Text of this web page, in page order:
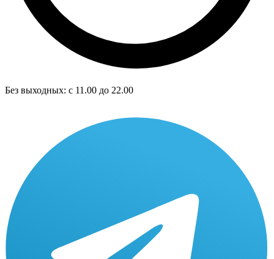
Без выходных: с 11.00 до 22.00